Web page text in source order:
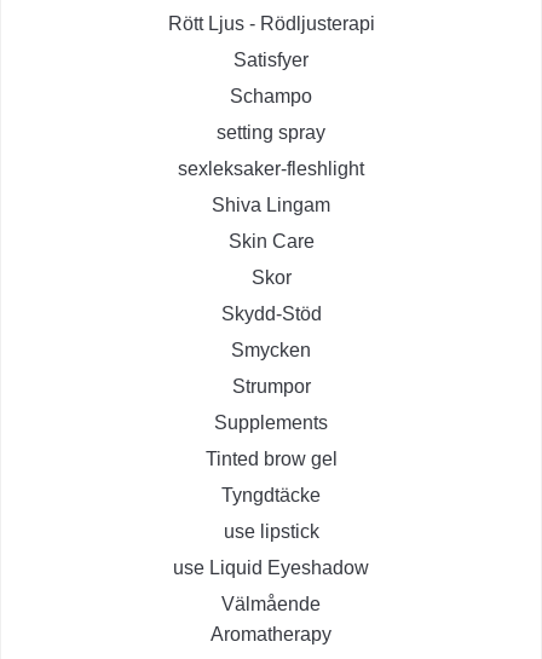
Rött Ljus - Rödljusterapi
Satisfyer
Schampo
setting spray
sexleksaker-fleshlight
Shiva Lingam
Skin Care
Skor
Skydd-Stöd
Smycken
Strumpor
Supplements
Tinted brow gel
Tyngdtäcke
use lipstick
use Liquid Eyeshadow
Välmående
Aromatherapy